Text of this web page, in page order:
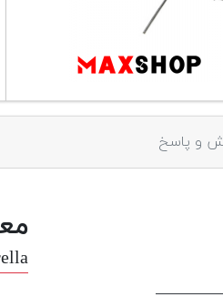
و پاسخ